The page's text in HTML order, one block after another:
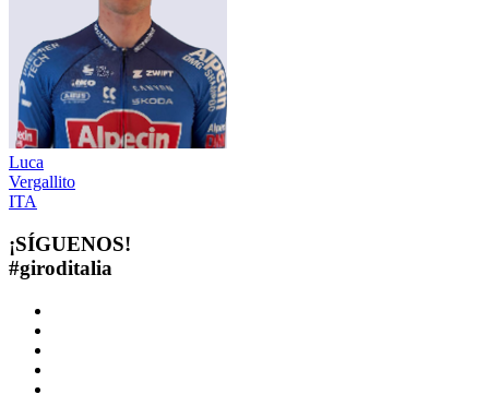
Luca
Vergallito
ITA
¡SÍGUENOS!
#giroditalia